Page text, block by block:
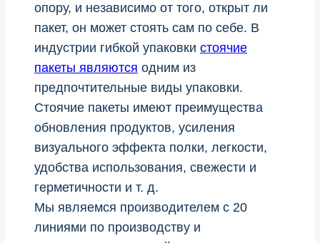
опору, и независимо от того, открыт ли
пакет, он может стоять сам по себе. В
индустрии гибкой упаковки стоячие
пакеты являются одним из
предпочтительные виды упаковки.
Стоячие пакеты имеют преимущества
обновления продуктов, усиления
визуального эффекта полки, легкости,
удобства использования, свежести и
герметичности и т. д.
Мы являемся производителем с 20
линиями по производству и